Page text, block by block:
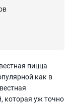
пицца
как в
которая уж точно